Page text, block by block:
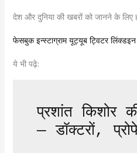
देश और दुनिया की खबरों को जानने के लिए
फेसबुक इन्स्टाग्राम यूट्यूब ट्विटर लिंक्डइन
ये भी पढ़े:
प्रशांत किशोर
— डॉक्टरों,